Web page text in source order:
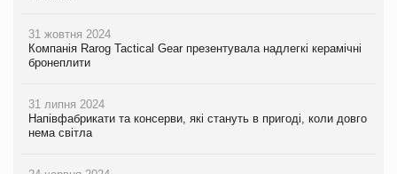
31 жовтня 2024
Компанія Rarog Tactical Gear презентувала надлегкі керамічні
бронеплити
31 липня 2024
Напівфабрикати та консерви, які стануть в пригоді, коли довго
нема світла